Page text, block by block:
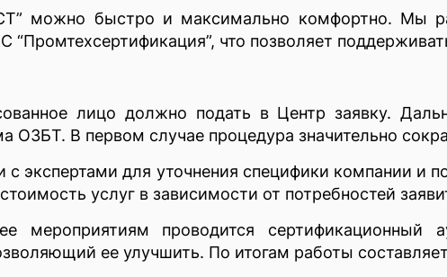
можно быстро и максимально комфортно. Мы
“Промтехсертификация”, что позволяет
лицо должно подать в Центр заявку.
ОЗБТ. В первом случае процедура значительно
с экспертами для уточнения специфики компании и
услуг в зависимости от потребностей
мероприятиям проводится сертификационный
ее улучшить. По итогам работы